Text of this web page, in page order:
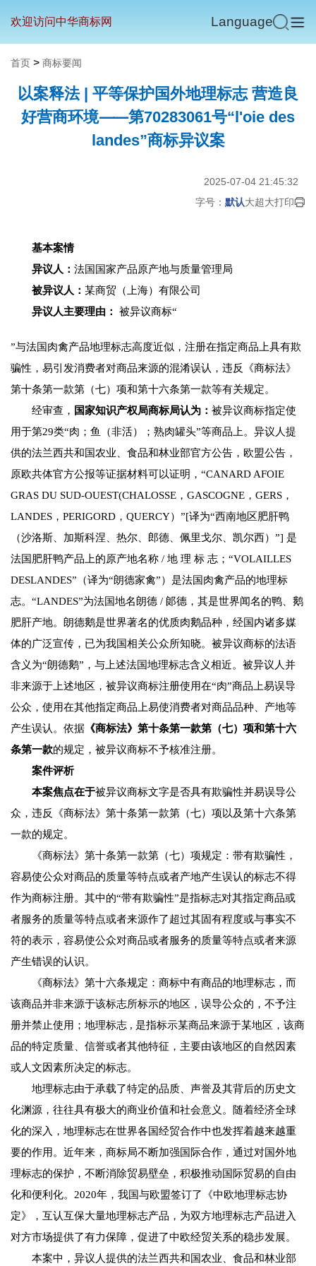
欢迎访问中华商标网 Language
首页 > 商标要闻
以案释法 | 平等保护国外地理标志 营造良
好营商环境⸺第70283061号“l'oie des
landes”商标异议案
2025-07-04 21:45:32
字号： 默认大超大打印
基本案情
异议人： 法国国家产品原产地与质量管理局
被异议人： 某商贸（上海）有限公司
异议人主要理由：
被异议商标“
”与法国肉禽产品地理标志高度近似，注册在指定商品上具有欺
骗性，易引发消费者对商品来源的混淆误认，违反《商标法》
第十条第一款第（七）项和第十六条第一款等有关规定。
经审查， 国家知识产权局商标局认为： 被异议商标指定使
用于第29类“肉；鱼（非活）；熟肉罐头”等商品上。异议人提
供的法兰西共和国农业、食品和林业部官方公告，欧盟公告，
原欧共体官方公报等证据材料可以证明，“CANARD AFOIE
GRAS DU SUD-OUEST(CHALOSSE，GASCOGNE，GERS，
LANDES，PERIGORD，QUERCY）”[译为“西南地区肥肝鸭
（沙洛斯、加斯科涅、热尔、郎德、佩里戈尔、凯尔西）”] 是
法国肥肝鸭产品上的原产地名称 / 地 理 标 志；“VOLAILLES
DESLANDES”（译为“朗德家禽”）是法国肉禽产品的地理标
志。“LANDES”为法国地名朗德 / 郞德，其是世界闻名的鸭、鹅
肥肝产地。朗德鹅是世界著名的优质肉鹅品种，经国内诸多媒
体的广泛宣传，已为我国相关公众所知晓。被异议商标的法语
含义为“朗德鹅”，与上述法国地理标志含义相近。被异议人并
非来源于上述地区，被异议商标注册使用在“肉”商品上易误导
公众，使用在其他指定商品上易使消费者对商品品种、产地等
产生误认。依据 《商标法》第十条第一款第（七）项和第十六
条第一款的规定，被异议商标不予核准注册。
案件评析
本案焦点在于被异议商标文字是否具有欺骗性并易误导公
众，违反《商标法》第十条第一款第（七）项以及第十六条第
一款的规定。
《商标法》第十条第一款第（七）项规定：带有欺骗性，
容易使公众对商品的质量等特点或者产地产生误认的标志不得
作为商标注册。其中的“带有欺骗性”是指标志对其指定商品或
者服务的质量等特点或者来源作了超过其固有程度或与事实不
符的表示，容易使公众对商品或者服务的质量等特点或者来源
产生错误的认识。
《商标法》第十六条规定：商标中有商品的地理标志，而
该商品并非来源于该标志所标示的地区，误导公众的，不予注
册并禁止使用；地理标志 , 是指标示某商品来源于某地区，该商
品的特定质量、信誉或者其他特征，主要由该地区的自然因素
或人文因素所决定的标志。
地理标志由于承载了特定的品质、声誉及其背后的历史文
化渊源，往往具有极大的商业价值和社会意义。随着经济全球
化的深入，地理标志在世界各国经贸合作中也发挥着越来越重
要的作用。近年来，商标局不断加强国际合作，通过对国外地
理标志的保护，不断消除贸易壁垒，积极推动国际贸易的自由
化和便利化。2020年，我国与欧盟签订了《中欧地理标志协
定》，互认互保大量地理标志产品，为双方地理标志产品进入
对方市场提供了有力保障，促进了中欧经贸关系的稳步发展。
本案中，异议人提供的法兰西共和国农业、食品和林业部